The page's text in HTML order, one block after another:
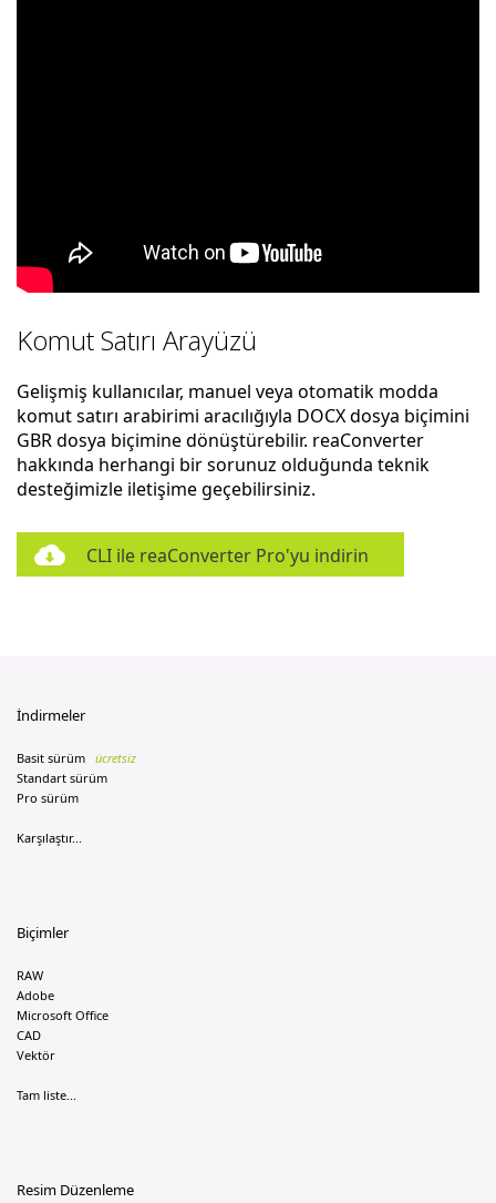
Komut Satırı Arayüzü
Gelişmiş kullanıcılar, manuel veya otomatik modda
komut satırı arabirimi aracılığıyla DOCX dosya biçimini
GBR dosya biçimine dönüştürebilir. reaConverter
hakkında herhangi bir sorunuz olduğunda teknik
desteğimizle iletişime geçebilirsiniz.
CLI ile reaConverter Pro'yu indirin
İndirmeler
Basit sürüm ücretsiz
Standart sürüm
Pro sürüm
Karşılaştır...
Biçimler
RAW
Adobe
Microsoft Office
CAD
Vektör
Tam liste...
Resim Düzenleme